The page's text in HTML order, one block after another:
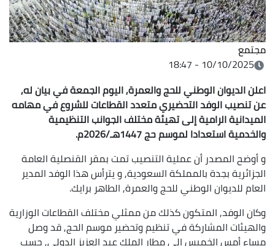
مجتمع
10/10/2025 - 18:47
اعلن الديوان الوطني للحج والعمرة, اليوم الجمعة في بيان له,
عن تنصيب الوفد التحضيري متعدد القطاعات للشروع في مهامه
الميدانية الرامية إلى تهيئة مختلف الجوانب التنظيمية
والخدمية استعدادا لموسم حج 1447هـ/2026م.
و أوضح المصدر أن عملية التنصيب تمت بمقر القنصلية العامة
الجزائرية بجدة بالمملكة السعودية, و يترأس هذا الوفد المدير
العام للديوان الوطني للحج والعمرة, الطاهر برايك.
وكان الوفد, المتكون كذلك من ممثلي مختلف القطاعات الوزارية
والهيئات المشاركة في تنظيم وتحضير موسم الحج, قد وصل
مساء أمس الخميس إلى مطار الملك عبد العزيز الدولي, حسب